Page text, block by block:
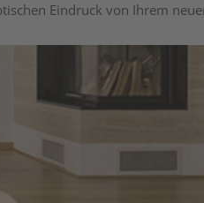
Eindruck von Ihrem